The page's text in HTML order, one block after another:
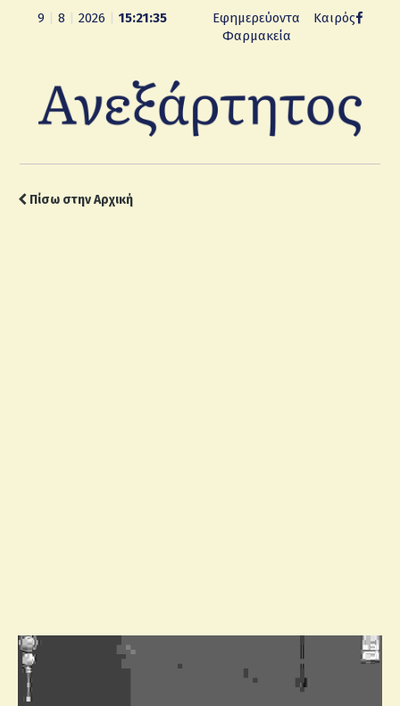
9 8 2026 15:21:36
Εφημερεύοντα
Φαρμακεία
Καιρός
Πίσω στην Αρχική